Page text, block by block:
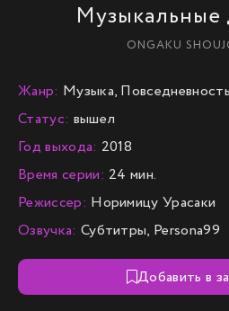
Музыкальные
ONGAKU
Жанр: Музыка, Повседневность
Статус: вышел
Год выхода: 2018
Время серии: 24 мин.
Режиссер: Норимицу Урасаки
Озвучка: Субтитры, Persona99
Добавить в